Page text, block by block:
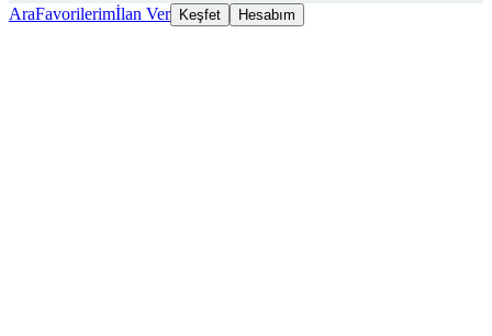
AraFavorilerimİlan Ver Keşfet Hesabım